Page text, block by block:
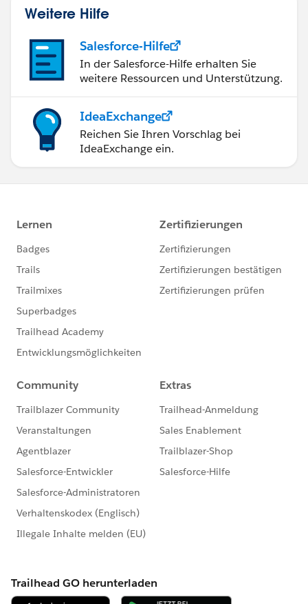
Weitere Hilfe
Salesforce-Hilfe
In der Salesforce-Hilfe erhalten Sie
weitere Ressourcen und Unterstützung.
IdeaExchange
Reichen Sie Ihren Vorschlag bei
IdeaExchange ein.